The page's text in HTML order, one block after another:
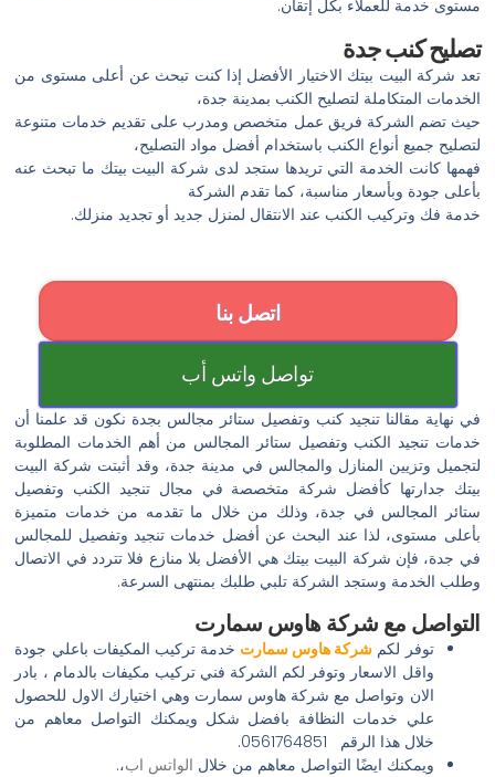
مستوى خدمة للعملاء بكل إتقان.
تصليح كنب جدة
تعد شركة البيت بيتك الاختيار الأفضل إذا كنت تبحث عن أعلى مستوى من
الخدمات المتكاملة لتصليح الكنب بمدينة جدة،
حيث تضم الشركة فريق عمل متخصص ومدرب على تقديم خدمات متنوعة
لتصليح جميع أنواع الكنب باستخدام أفضل مواد التصليح،
فهمها كانت الخدمة التي تريدها ستجد لدى شركة البيت بيتك ما تبحث عنه
بأعلى جودة وبأسعار مناسبة، كما تقدم الشركة
خدمة فك وتركيب الكنب عند الانتقال لمنزل جديد أو تجديد منزلك.
اتصل بنا
تواصل واتس أب
في نهاية مقالنا تنجيد كنب وتفصيل ستائر مجالس بجدة نكون قد علمنا أن
خدمات تنجيد الكنب وتفصيل ستائر المجالس من أهم الخدمات المطلوبة
لتجميل وتزيين المنازل والمجالس في مدينة جدة، وقد أثبتت شركة البيت
بيتك جدارتها كأفضل شركة متخصصة في مجال تنجيد الكنب وتفصيل
ستائر المجالس في جدة، وذلك من خلال ما تقدمه من خدمات متميزة
بأعلى مستوى، لذا عند البحث عن أفضل خدمات تنجيد وتفصيل للمجالس
في جدة، فإن شركة البيت بيتك هي الأفضل بلا منازع فلا تتردد في الاتصال
وطلب الخدمة وستجد الشركة تلبي طلبك بمنتهى السرعة.
التواصل مع شركة هاوس سمارت
توفر لكم شركة هاوس سمارت خدمة تركيب المكيفات باعلي جودة
واقل الاسعار وتوفر لكم الشركة فني تركيب مكيفات بالدمام ، بادر
الان وتواصل مع شركة هاوس سمارت وهي اختيارك الاول للحصول
علي خدمات النظافة بافضل شكل ويمكنك التواصل معاهم من
خلال هذا الرقم 0561764851.
ويمكنك ايضًا التواصل معاهم من خلال الواتس اب،.